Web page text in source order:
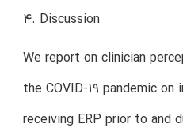
4. Discussion
We report on clinician
the COVID-19 pandemic on
receiving ERP prior to and